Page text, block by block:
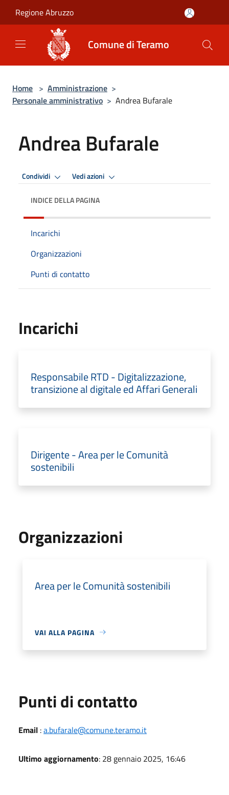
Regione Abruzzo
Comune di Teramo
Home > Amministrazione >
Personale amministrativo > Andrea Bufarale
Andrea Bufarale
Condividi Vedi azioni
INDICE DELLA PAGINA
Incarichi
Organizzazioni
Punti di contatto
Incarichi
Responsabile RTD - Digitalizzazione,
transizione al digitale ed Affari Generali
Dirigente - Area per le Comunità
sostenibili
Organizzazioni
Area per le Comunità sostenibili
VAI ALLA PAGINA
Punti di contatto
Email :a.bufarale@comune.teramo.it
Ultimo aggiornamento: 28 gennaio 2025, 16:46